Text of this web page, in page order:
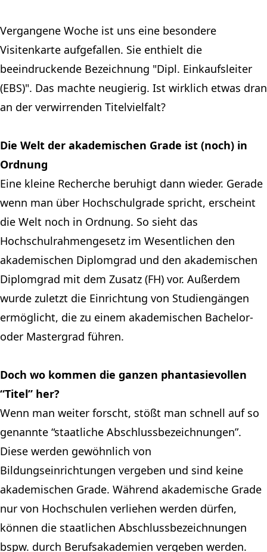
Vergangene Woche ist uns eine besondere
Visitenkarte aufgefallen. Sie enthielt die
beeindruckende Bezeichnung "Dipl. Einkaufsleiter
(EBS)". Das machte neugierig. Ist wirklich etwas dran
an der verwirrenden Titelvielfalt?
Die Welt der akademischen Grade ist (noch) in
Ordnung
Eine kleine Recherche beruhigt dann wieder. Gerade
wenn man über Hochschulgrade spricht, erscheint
die Welt noch in Ordnung. So sieht das
Hochschulrahmengesetz im Wesentlichen den
akademischen Diplomgrad und den akademischen
Diplomgrad mit dem Zusatz (FH) vor. Außerdem
wurde zuletzt die Einrichtung von Studiengängen
ermöglicht, die zu einem akademischen Bachelor-
oder Mastergrad führen.
Doch wo kommen die ganzen phantasievollen
“Titel” her?
Wenn man weiter forscht, stößt man schnell auf so
genannte “staatliche Abschlussbezeichnungen”.
Diese werden gewöhnlich von
Bildungseinrichtungen vergeben und sind keine
akademischen Grade. Während akademische Grade
nur von Hochschulen verliehen werden dürfen,
können die staatlichen Abschlussbezeichnungen
bspw. durch Berufsakademien vergeben werden.